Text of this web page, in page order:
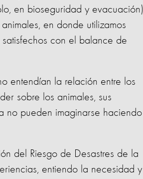
en bioseguridad y
en donde utilizamos
con el balance de
entendían la relación entre los
sobre los animales, sus
no pueden imaginarse
del Riesgo de Desastres de la
entiendo la necesidad